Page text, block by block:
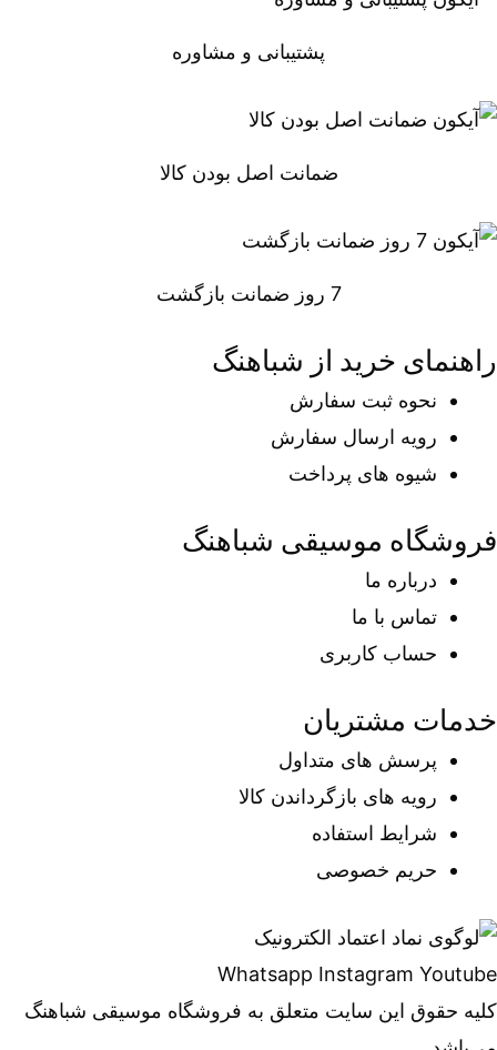
پشتیبانی و مشاوره
ضمانت اصل بودن کالا
7 روز ضمانت بازگشت
راهنمای خرید از شباهنگ
نحوه ثبت سفارش
رویه ارسال سفارش
شیوه های پرداخت
فروشگاه موسیقی شباهنگ
درباره ما
تماس با ما
حساب کاربری
خدمات مشتریان
پرسش های متداول
رویه های بازگرداندن کالا
شرایط استفاده
حریم خصوصی
Whatsapp Instagram Youtube
کلیه حقوق این سایت متعلق به فروشگاه موسیقی شباهنگ